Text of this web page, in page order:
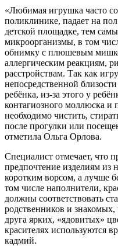
«Любимая игрушка часто
поликлинике, падает на
детской площадке, тем
микроорганизмы, в том
обнимку с плюшевым
аллергическим реакциям,
расстройствам. Так как
непосредственной
ребёнка, из-за этого у
контагиозного моллюска
необходимо чистить,
после прогулки или
отметила Ольга Орлова.
Специалист отмечает, что
предпочтение изделиям из
коротким ворсом, а лучше
том числе наполнители,
должны соответствовать
родственников и
друга ярких, «ядовитых»
красителях используются
кадмий.